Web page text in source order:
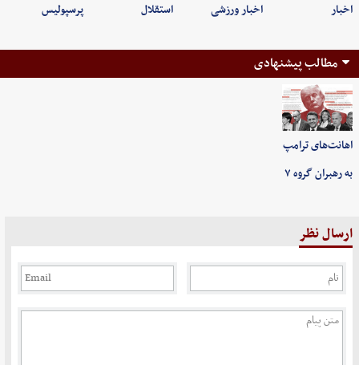
اخبار اخبار ورزشی استقلال پرسپولیس
مطالب پیشنهادی
اهانت‌های ترامپ
به رهبران گروه ۷
ارسال نظر